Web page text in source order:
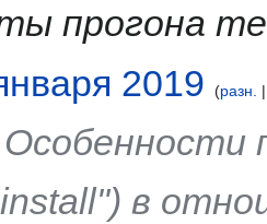
прогона
2019 разн.
в